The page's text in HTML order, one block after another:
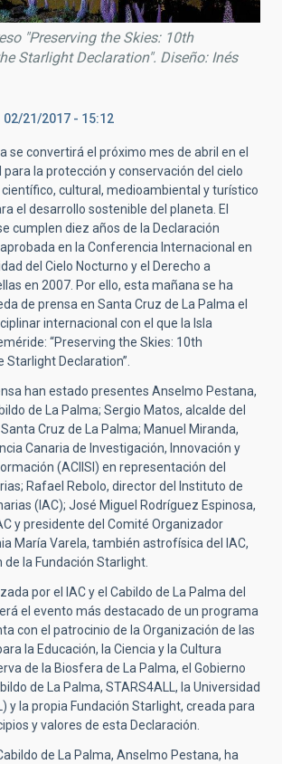
"Preserving the Skies: 10th
Starlight Declaration". Diseño: Inés
02/21/2017 - 15:12
se convertirá el próximo mes de abril en el
la protección y conservación del cielo
cultural, medioambiental y turístico
el desarrollo sostenible del planeta. El
cumplen diez años de la Declaración
en la Conferencia Internacional en
del Cielo Nocturno y el Derecho a
en 2007. Por ello, esta mañana se ha
de prensa en Santa Cruz de La Palma el
internacional con el que la Isla
“Preserving the Skies: 10th
Declaration”.
han estado presentes Anselmo Pestana,
de La Palma; Sergio Matos, alcalde del
Cruz de La Palma; Manuel Miranda,
Canaria de Investigación, Innovación y
(ACIISI) en representación del
Rafael Rebolo, director del Instituto de
(IAC); José Miguel Rodríguez Espinosa,
y presidente del Comité Organizador
María Varela, también astrofísica del IAC,
la Fundación Starlight.
por el IAC y el Cabildo de La Palma del
el evento más destacado de un programa
con el patrocinio de la Organización de las
la Educación, la Ciencia y la Cultura
de la Biosfera de La Palma, el Gobierno
de La Palma, STARS4ALL, la Universidad
y la propia Fundación Starlight, creada para
y valores de esta Declaración.
de La Palma, Anselmo Pestana, ha